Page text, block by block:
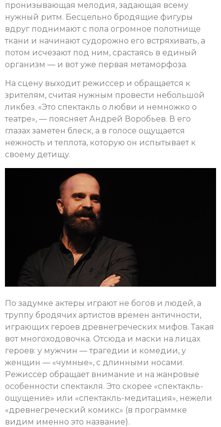
пронизывающая мелодия, задающая всему
нужный ритм. Бесцельно бродящие фигуры
вдруг поднимают с пола огромное полотнище
ткани и начинают судорожно его встряхивать, а
потом исчезают под ним, срастаясь в единый
организм — и вот уже первая метаморфоза.
На сцену выходит режиссер и обращается к
зрителям, считая нужным провести небольшой
ликбез. «Это спектакль о любви и немножко о
театре», — поясняет Андрей Воробьев. В его
глазах заметен блеск, а в голосе ощущается
нежность и теплота, которую он испытывает к
своему детищу.
По задумке актеры играют не богов и людей, а
труппу бродячих артистов времен античности,
играющих героев древнегреческих мифов. Такая
вот многоходовочка. Отсюда и маски на лицах
героев: у мужчин — трагедии и комедии, у
женщин — «чумные», с длинными носами.
Режиссер обращает внимание и на жанровые
особенности спектакля. Это скорее «спектакль-
ощущение» или «спектакль-медитация», нежели
«древнегреческий комикс» (в программке
видим именно это название).